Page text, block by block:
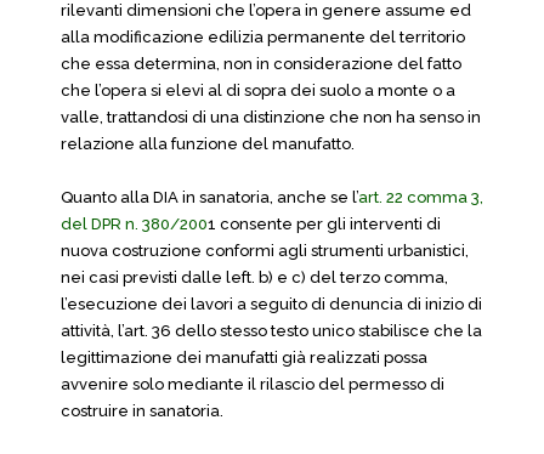
rilevanti dimensioni che l’opera in genere assume ed
alla modificazione edilizia permanente del territorio
che essa determina, non in considerazione del fatto
che l’opera si elevi al di sopra dei suolo a monte o a
valle, trattandosi di una distinzione che non ha senso in
relazione alla funzione del manufatto.
Quanto alla DIA in sanatoria, anche se l’art. 22 comma 3,
del DPR n. 380/2001 consente per gli interventi di
nuova costruzione conformi agli strumenti urbanistici,
nei casi previsti dalle left. b) e c) del terzo comma,
l’esecuzione dei lavori a seguito di denuncia di inizio di
attività, l’art. 36 dello stesso testo unico stabilisce che la
legittimazione dei manufatti già realizzati possa
avvenire solo mediante il rilascio del permesso di
costruire in sanatoria.